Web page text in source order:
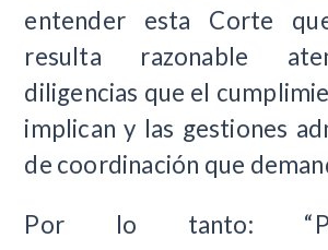
entender esta Corte
resulta razonable
diligencias que el
implican y las gestiones
de coordinación que
Por lo tanto: